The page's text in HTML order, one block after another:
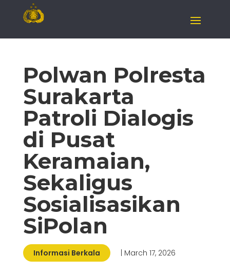
Polwan Polresta
Surakarta
Patroli Dialogis
di Pusat
Keramaian,
Sekaligus
Sosialisasikan
SiPolan
Informasi Berkala | March 17, 2026